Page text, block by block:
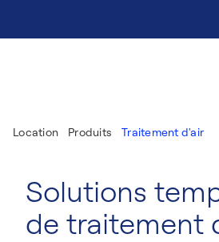
Location Produits Traitement d'air
Solutions
de traitement